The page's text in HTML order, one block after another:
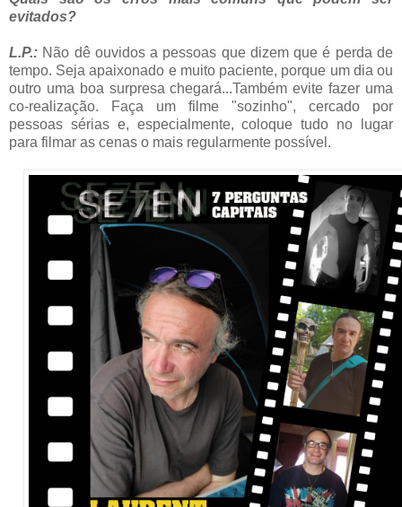
evitados?
L.P.: Não dê ouvidos a pessoas que dizem que é perda de
tempo. Seja apaixonado e muito paciente, porque um dia ou
outro uma boa surpresa chegará...Também evite fazer uma
co-realização. Faça um filme "sozinho", cercado por
pessoas sérias e, especialmente, coloque tudo no lugar
para filmar as cenas o mais regularmente possível.